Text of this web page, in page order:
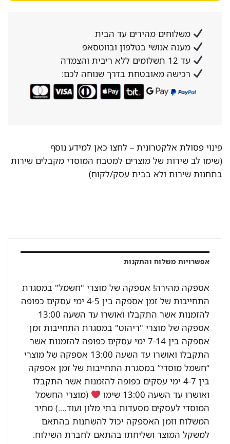
משלוחים מהירים עד הבית
מענה אנושי בטלפון ובווטסאפ
עד 12 תשלומים ללא ריבית והצמדה
רכישה מאובטחת בדרך שנוחה לכם:
פינוי פסולת אלקטרונית – לחצו כאן למידע נוסף
(שימו לב שירות של מוצרים למטבח המוסדי מקבלים שירות
בתחנות שירות ולא בבית עסק/לקוח)
אפשרויות משלוח והתקנות
אספקה מהירה! אספקה של מוצרי "חשמל" במסגרת
התחייבות של זמן אספקה בין 4-5 ימי עסקים כפופה
להזמנות אשר התקבלו ואושרו עד השעה 13:00
אספקה של מוצרי "ריהוט" במסגרת התחייבות זמן
אספקה בין 7-14 ימי עסקים כפופה להזמנות אשר
התקבלו ואושרו עד השעה 13:00 אספקה של מוצרי
“חשמל מוסדי” במסגרת התחייבות של זמן אספקה
בין 4-7 ימי עסקים כפופה להזמנות אשר התקבלו
ואושרו עד השעה 13:00 שימו
(מוצרי החשמל
המוסדי לעסקים מסעדות בתי מלון ועוד….) מחיר
המשלוח וזמן האספקה יכול להשתנות בהתאם
למשקל המוצר ושליחתו בהתאם לחברת השילוח.